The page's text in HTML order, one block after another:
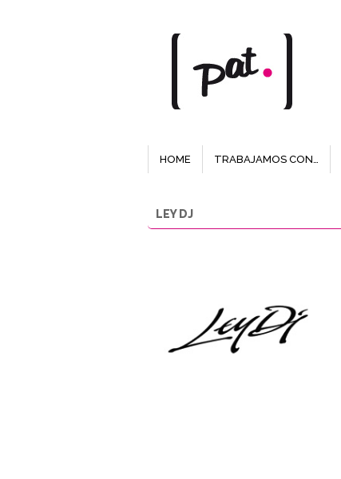
HOME TRABAJAMOS CON…
LEY DJ